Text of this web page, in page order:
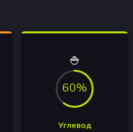
🍚
60%
Углевод